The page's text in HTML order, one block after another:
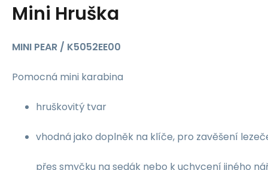
Mini Hruška
MINI PEAR / K5052EE00
Pomocná mini karabina
hruškovitý tvar
vhodná jako doplněk na klíče, pro zavěšení
přes smyčku na sedák nebo k uchycení jiného